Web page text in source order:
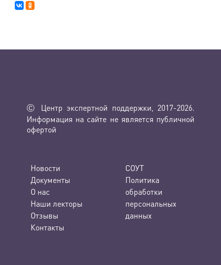
Ⓒ Центр экспертной поддержки, 2017-2026.
Информация на сайте не является публичной
офертой
Новости
Документы
О нас
Наши лекторы
Отзывы
Контакты
СОУТ
Политика
обработки
персональных
данных